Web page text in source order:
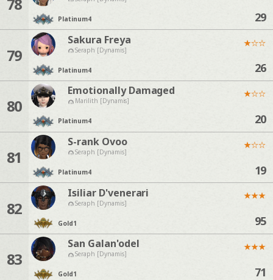
Platinum4 29
79
Sakura Freya
Seraph [Dynamis]
Platinum4
★☆☆
26
80
Emotionally Damaged
Marilith [Dynamis]
Platinum4
★☆☆
20
81
S-rank Ovoo
Seraph [Dynamis]
Platinum4
★☆☆
19
82
Isiliar D'venerari
Seraph [Dynamis]
Gold1
★★★
95
83
San Galan'odel
Seraph [Dynamis]
Gold1
★★★
71